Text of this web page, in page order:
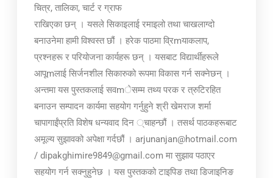
चित्र, तालिका, चार्ट र ग्राफ
राखिएका छन् । यसले सिकाइलाई रमाइलो तथा चाखलाग्दो
बनाउनेमा हामी विश्वस्त छौं । हरेक पाठमा व्रिmयाकलाप,
प्रश्नहरू र परियोजना कार्यहरू छन् । यसबाट विद्यार्थीहरूले
आपूmलाई सिर्जनशील सिकारुको रूपमा विकास गर्न सक्नेछन् ।
अन्तमा यस पुस्तकलाई सवmेसम्म तथ्य परक र त्रुटिरहित
बनाउन सम्पादन कार्यमा सहयोग गर्नुहुने श्री खेमराज शर्मा
चापागाईंप्रति विशेष धन्यवाद दिन ्चाहन्छौं । तसर्थ पाठकहरूबाट
अमूल्य सुझावको अपेक्षा गर्दछौं । arjunanjan@hotmail.com
/ dipakghimire9849@gmail.com मा सुझाव पठाएर
सहयोग गर्न सक्नुहुनेछ । यस पुस्तकको टाइपिङ तथा डिजाइनिङ